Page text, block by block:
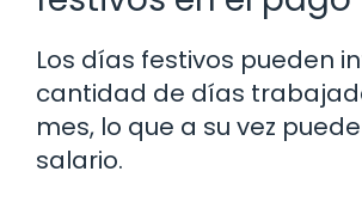
Los días festivos pueden
cantidad de días
mes, lo que a su vez
salario.